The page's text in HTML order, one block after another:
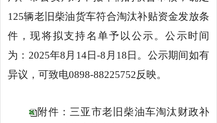
125辆老旧柴油货车符合淘汰补贴资金发放条
件，现将拟支持名单予以公示 。公示时间
为： 2025年8 月 14日-8 月 18 日。公示期间如有
异议，可致电0898-88225752反映。
附件：三亚市老旧柴油车淘汰财政补